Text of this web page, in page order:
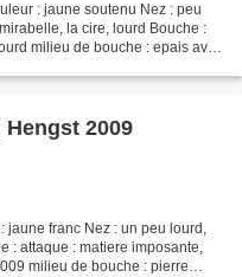
: jaune soutenu Nez : peu
la cire, lourd Bouche :
milieu de bouche : epais avec
2009
jaune franc Nez : un peu lourd,
: attaque : matiere imposante,
milieu de bouche : pierre